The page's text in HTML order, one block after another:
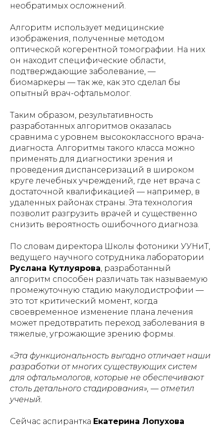
необратимых осложнений.
Алгоритм использует медицинские
изображения, полученные методом
оптической когерентной томографии. На них
он находит специфические области,
подтверждающие заболевание, —
биомаркеры — так же, как это сделал бы
опытный врач-офтальмолог.
Таким образом, результативность
разработанных алгоритмов оказалась
сравнима с уровнем высококлассного врача-
диагноста. Алгоритмы такого класса можно
применять для диагностики зрения и
проведения диспансеризаций в широком
круге лечебных учреждений, где нет врача с
достаточной квалификацией — например, в
удаленных районах страны. Эта технология
позволит разгрузить врачей и существенно
снизить вероятность ошибочного диагноза.
По словам директора Школы фотоники УУНиТ,
ведущего научного сотрудника лаборатории
Руслана Кутлуярова , разработанный
алгоритм способен различать так называемую
промежуточную стадию макулодистрофии —
это тот критический момент, когда
своевременное изменение плана лечения
может предотвратить переход заболевания в
тяжелые, угрожающие зрению формы.
«Эта функциональность выгодно отличает наши
разработки от многих существующих систем
для офтальмологов, которые не обеспечивают
столь детального стадирования», — отметил
ученый.
Сейчас аспирантка Екатерина Лопухова